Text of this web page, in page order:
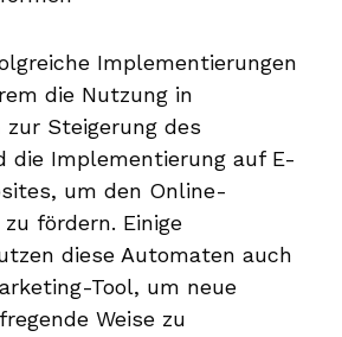
Implementierungen
die Nutzung in
Steigerung des
die Implementierung auf E-
um den Online-
fördern. Einige
diese Automaten auch
Tool, um neue
Weise zu